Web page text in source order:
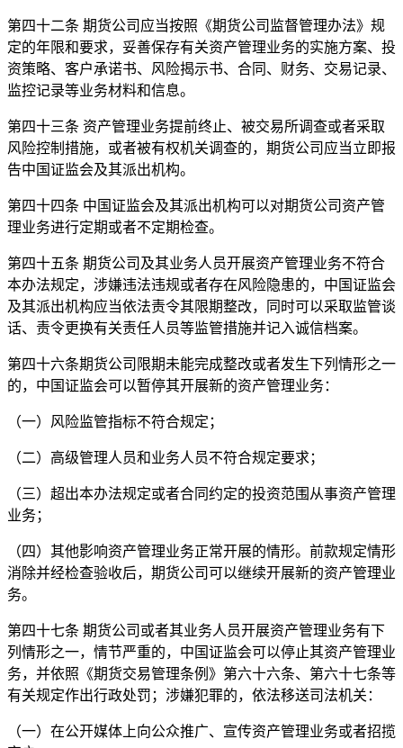
第四十二条 期货公司应当按照《期货公司监督管理办法》规
定的年限和要求，妥善保存有关资产管理业务的实施方案、投
资策略、客户承诺书、风险揭示书、合同、财务、交易记录、
监控记录等业务材料和信息。
第四十三条 资产管理业务提前终止、被交易所调查或者采取
风险控制措施，或者被有权机关调查的，期货公司应当立即报
告中国证监会及其派出机构。
第四十四条 中国证监会及其派出机构可以对期货公司资产管
理业务进行定期或者不定期检查。
第四十五条 期货公司及其业务人员开展资产管理业务不符合
本办法规定，涉嫌违法违规或者存在风险隐患的，中国证监会
及其派出机构应当依法责令其限期整改，同时可以采取监管谈
话、责令更换有关责任人员等监管措施并记入诚信档案。
第四十六条期货公司限期未能完成整改或者发生下列情形之一
的，中国证监会可以暂停其开展新的资产管理业务：
（一）风险监管指标不符合规定；
（二）高级管理人员和业务人员不符合规定要求；
（三）超出本办法规定或者合同约定的投资范围从事资产管理
业务；
（四）其他影响资产管理业务正常开展的情形。前款规定情形
消除并经检查验收后，期货公司可以继续开展新的资产管理业
务。
第四十七条 期货公司或者其业务人员开展资产管理业务有下
列情形之一，情节严重的，中国证监会可以停止其资产管理业
务，并依照《期货交易管理条例》第六十六条、第六十七条等
有关规定作出行政处罚；涉嫌犯罪的，依法移送司法机关：
（一）在公开媒体上向公众推广、宣传资产管理业务或者招揽